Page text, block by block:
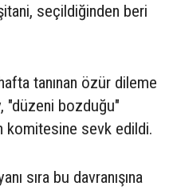
seçildiğinden beri
tanınan özür dileme
"düzeni bozduğu"
sevk edildi.
sıra bu davranışına